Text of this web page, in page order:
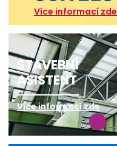
Více informací zde
STAVEBNÍ
ASISTENT
Více informací zde